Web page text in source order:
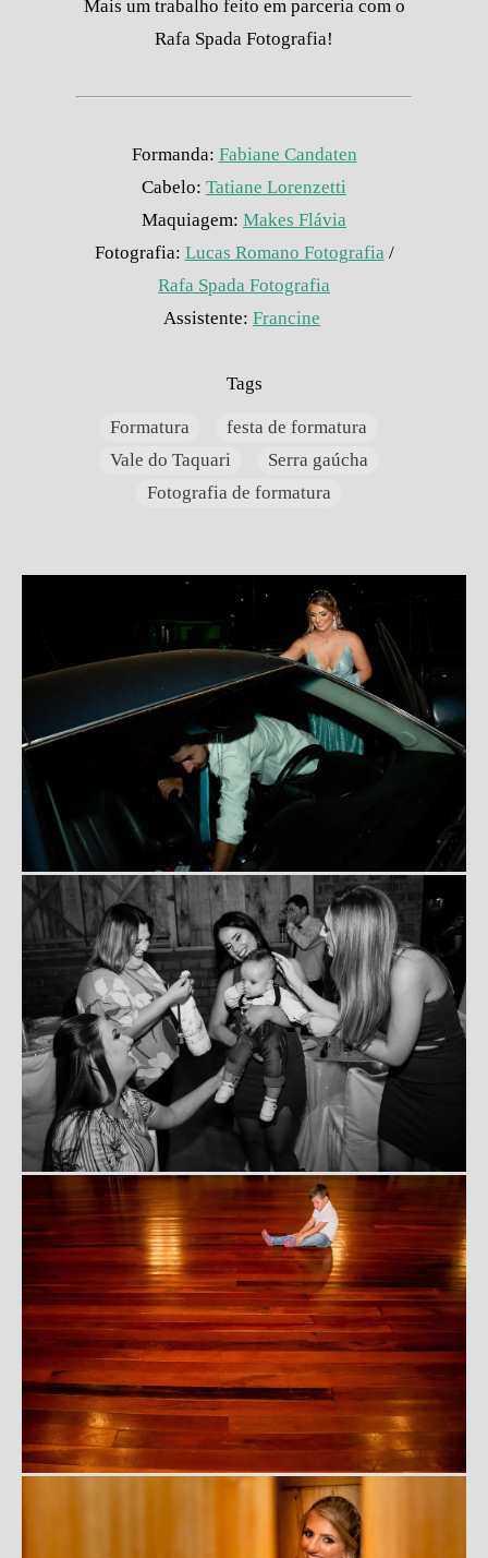
Mais um trabalho feito em parceria com o
Rafa Spada Fotografia!
Formanda: Fabiane Candaten
Cabelo: Tatiane Lorenzetti
Maquiagem: Makes Flávia
Fotografia: Lucas Romano Fotografia /
Rafa Spada Fotografia
Assistente: Francine
Tags
Formatura
festa de formatura
Vale do Taquari
Serra gaúcha
Fotografia de formatura